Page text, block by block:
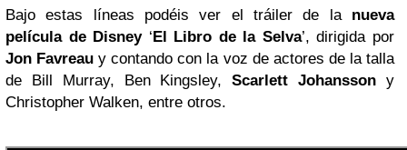
Bajo estas líneas podéis ver el tráiler de la nueva
película de Disney‘El Libro de la Selva’, dirigida por
Jon Favreau y contando con la voz de actores de la talla
de Bill Murray, Ben Kingsley,Scarlett Johansson y
Christopher Walken, entre otros.